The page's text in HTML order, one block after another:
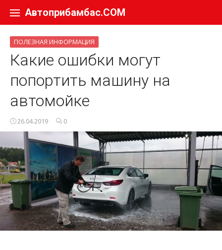
Автоприбамбас.COM
ПОЛЕЗНАЯ ИНФОРМАЦИЯ
Какие ошибки могут
попортить машину на
автомойке
26.04.2019 0